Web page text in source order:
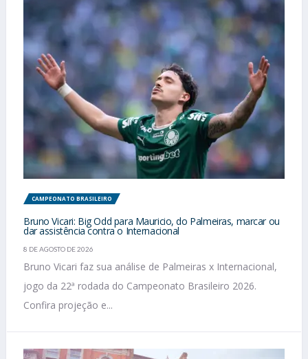
CAMPEONATO BRASILEIRO
Bruno Vicari: Big Odd para Mauricio, do Palmeiras, marcar ou
dar assistência contra o Internacional
8 DE AGOSTO DE 2026
Bruno Vicari faz sua análise de Palmeiras x Internacional,
jogo da 22ª rodada do Campeonato Brasileiro 2026.
Confira projeção e...